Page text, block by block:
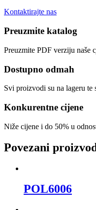
Kontaktirajte nas
Preuzmite katalog
Preuzmite PDF verziju naše
Dostupno odmah
Svi proizvodi su na lageru te
Konkurentne cijene
Niže cijene i do 50% u
Povezani
POL6006